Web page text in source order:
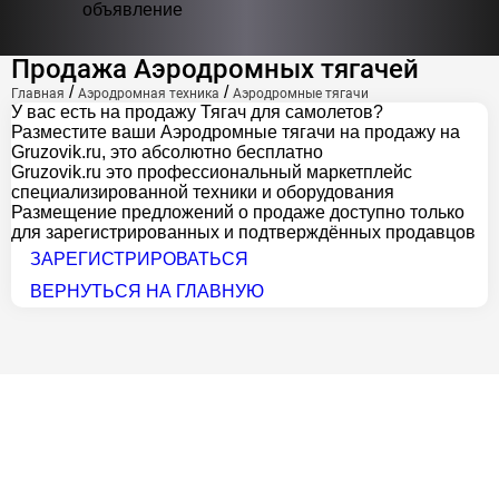
объявление
Продажа Аэродромных тягачей
Главная / Аэродромная техника / Аэродромные тягачи
У вас есть на продажу Тягач для самолетов?
Разместите ваши Аэродромные тягачи на продажу на
Gruzovik.ru, это абсолютно бесплатно
Gruzovik.ru это профессиональный маркетплейс
специализированной техники и оборудования
Размещение предложений о продаже доступно только
для зарегистрированных и подтверждённых продавцов
ЗАРЕГИСТРИРОВАТЬСЯ
ВЕРНУТЬСЯ НА ГЛАВНУЮ